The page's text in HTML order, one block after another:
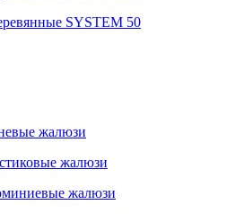
SYSTEM 50
жалюзи
жалюзи
жалюзи